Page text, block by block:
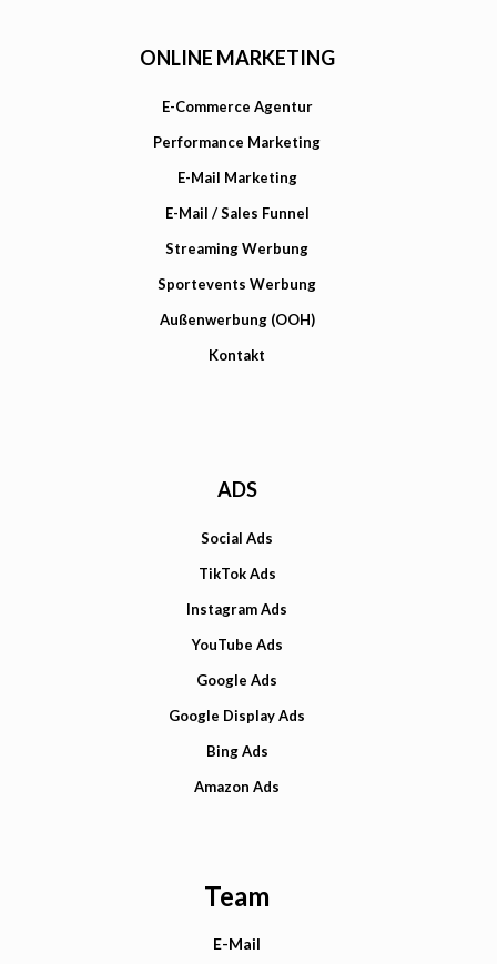
ONLINE MARKETING
E-Commerce Agentur
Performance Marketing
E-Mail Marketing
E-Mail / Sales Funnel
Streaming Werbung
Sportevents Werbung
Außenwerbung (OOH)
Kontakt
ADS
Social Ads
TikTok Ads
Instagram Ads
YouTube Ads
Google Ads
Google Display Ads
Bing Ads
Amazon Ads
Team
E-Mail